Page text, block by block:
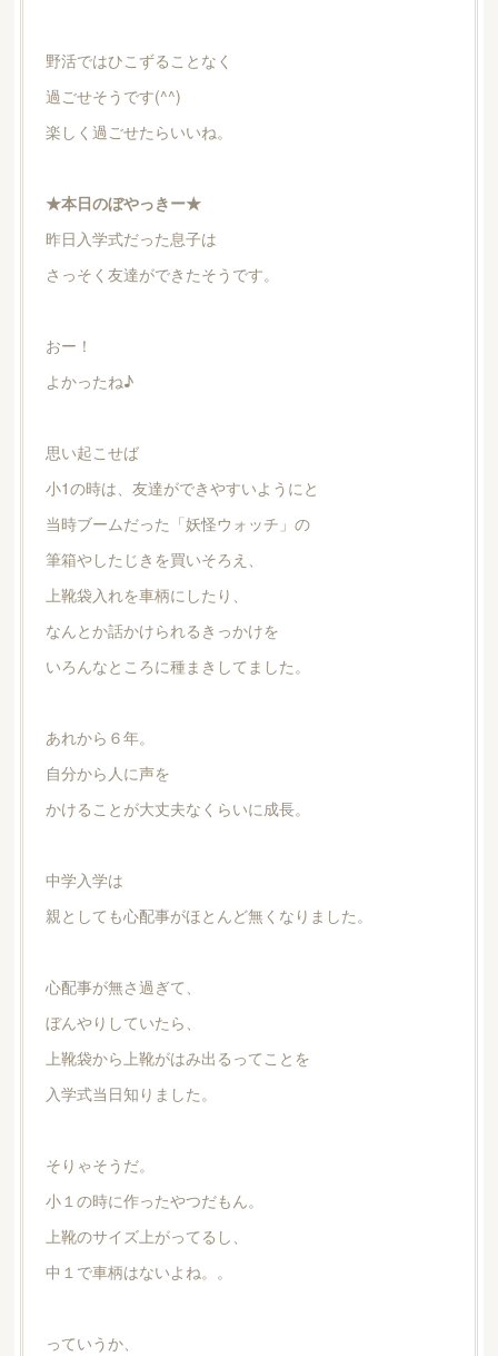
野活ではひこずることなく
過ごせそうです(^^)
楽しく過ごせたらいいね。
★本日のぼやっきー★
昨日入学式だった息子は
さっそく友達ができたそうです。
おー！
よかったね♪
思い起こせば
小1の時は、友達ができやすいようにと
当時ブームだった「妖怪ウォッチ」の
筆箱やしたじきを買いそろえ、
上靴袋入れを車柄にしたり、
なんとか話かけられるきっかけを
いろんなところに種まきしてました。
あれから６年。
自分から人に声を
かけることが大丈夫なくらいに成長。
中学入学は
親としても心配事がほとんど無くなりました。
心配事が無さ過ぎて、
ぼんやりしていたら、
上靴袋から上靴がはみ出るってことを
入学式当日知りました。
そりゃそうだ。
小１の時に作ったやつだもん。
上靴のサイズ上がってるし、
中１で車柄はないよね。。
っていうか、